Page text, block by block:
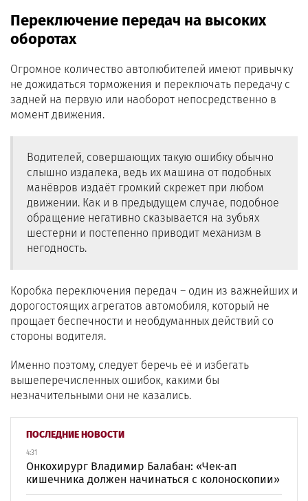
ПОСЛЕДНИЕ НОВОСТИ
4:31
Онкохирург Владимир Балабан: «Чек-ап
кишечника должен начинаться с колоноскопии»
Переключение передач на высоких
оборотах
Огромное количество автолюбителей имеют привычку
не дожидаться торможения и переключать передачу с
задней на первую или наоборот непосредственно в
момент движения.
Водителей, совершающих такую ошибку обычно
слышно издалека, ведь их машина от подобных
манёвров издаёт громкий скрежет при любом
движении. Как и в предыдущем случае, подобное
обращение негативно сказывается на зубьях
шестерни и постепенно приводит механизм в
негодность.
Коробка переключения передач – один из важнейших и
дорогостоящих агрегатов автомобиля, который не
прощает беспечности и необдуманных действий со
стороны водителя.
Именно поэтому, следует беречь её и избегать
вышеперечисленных ошибок, какими бы
незначительными они не казались.